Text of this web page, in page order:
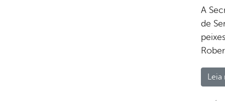
A
de
Leia